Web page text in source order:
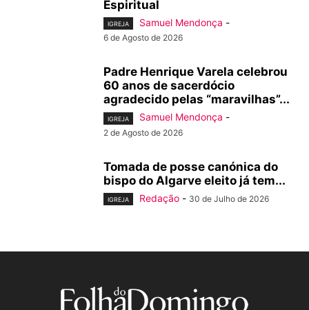
Espiritual
IGREJA Samuel Mendonça -
6 de Agosto de 2026
Padre Henrique Varela celebrou
60 anos de sacerdócio
agradecido pelas “maravilhas”...
IGREJA Samuel Mendonça -
2 de Agosto de 2026
Tomada de posse canónica do
bispo do Algarve eleito já tem...
IGREJA Redação - 30 de Julho de 2026